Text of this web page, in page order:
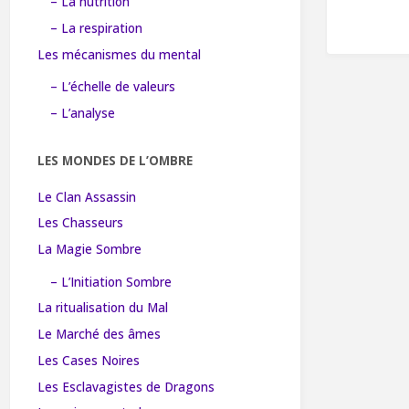
– La respiration
Les mécanismes du mental
– L’échelle de valeurs
– L’analyse
LES MONDES DE L’OMBRE
Le Clan Assassin
Les Chasseurs
La Magie Sombre
– L’Initiation Sombre
La ritualisation du Mal
Le Marché des âmes
Les Cases Noires
Les Esclavagistes de Dragons